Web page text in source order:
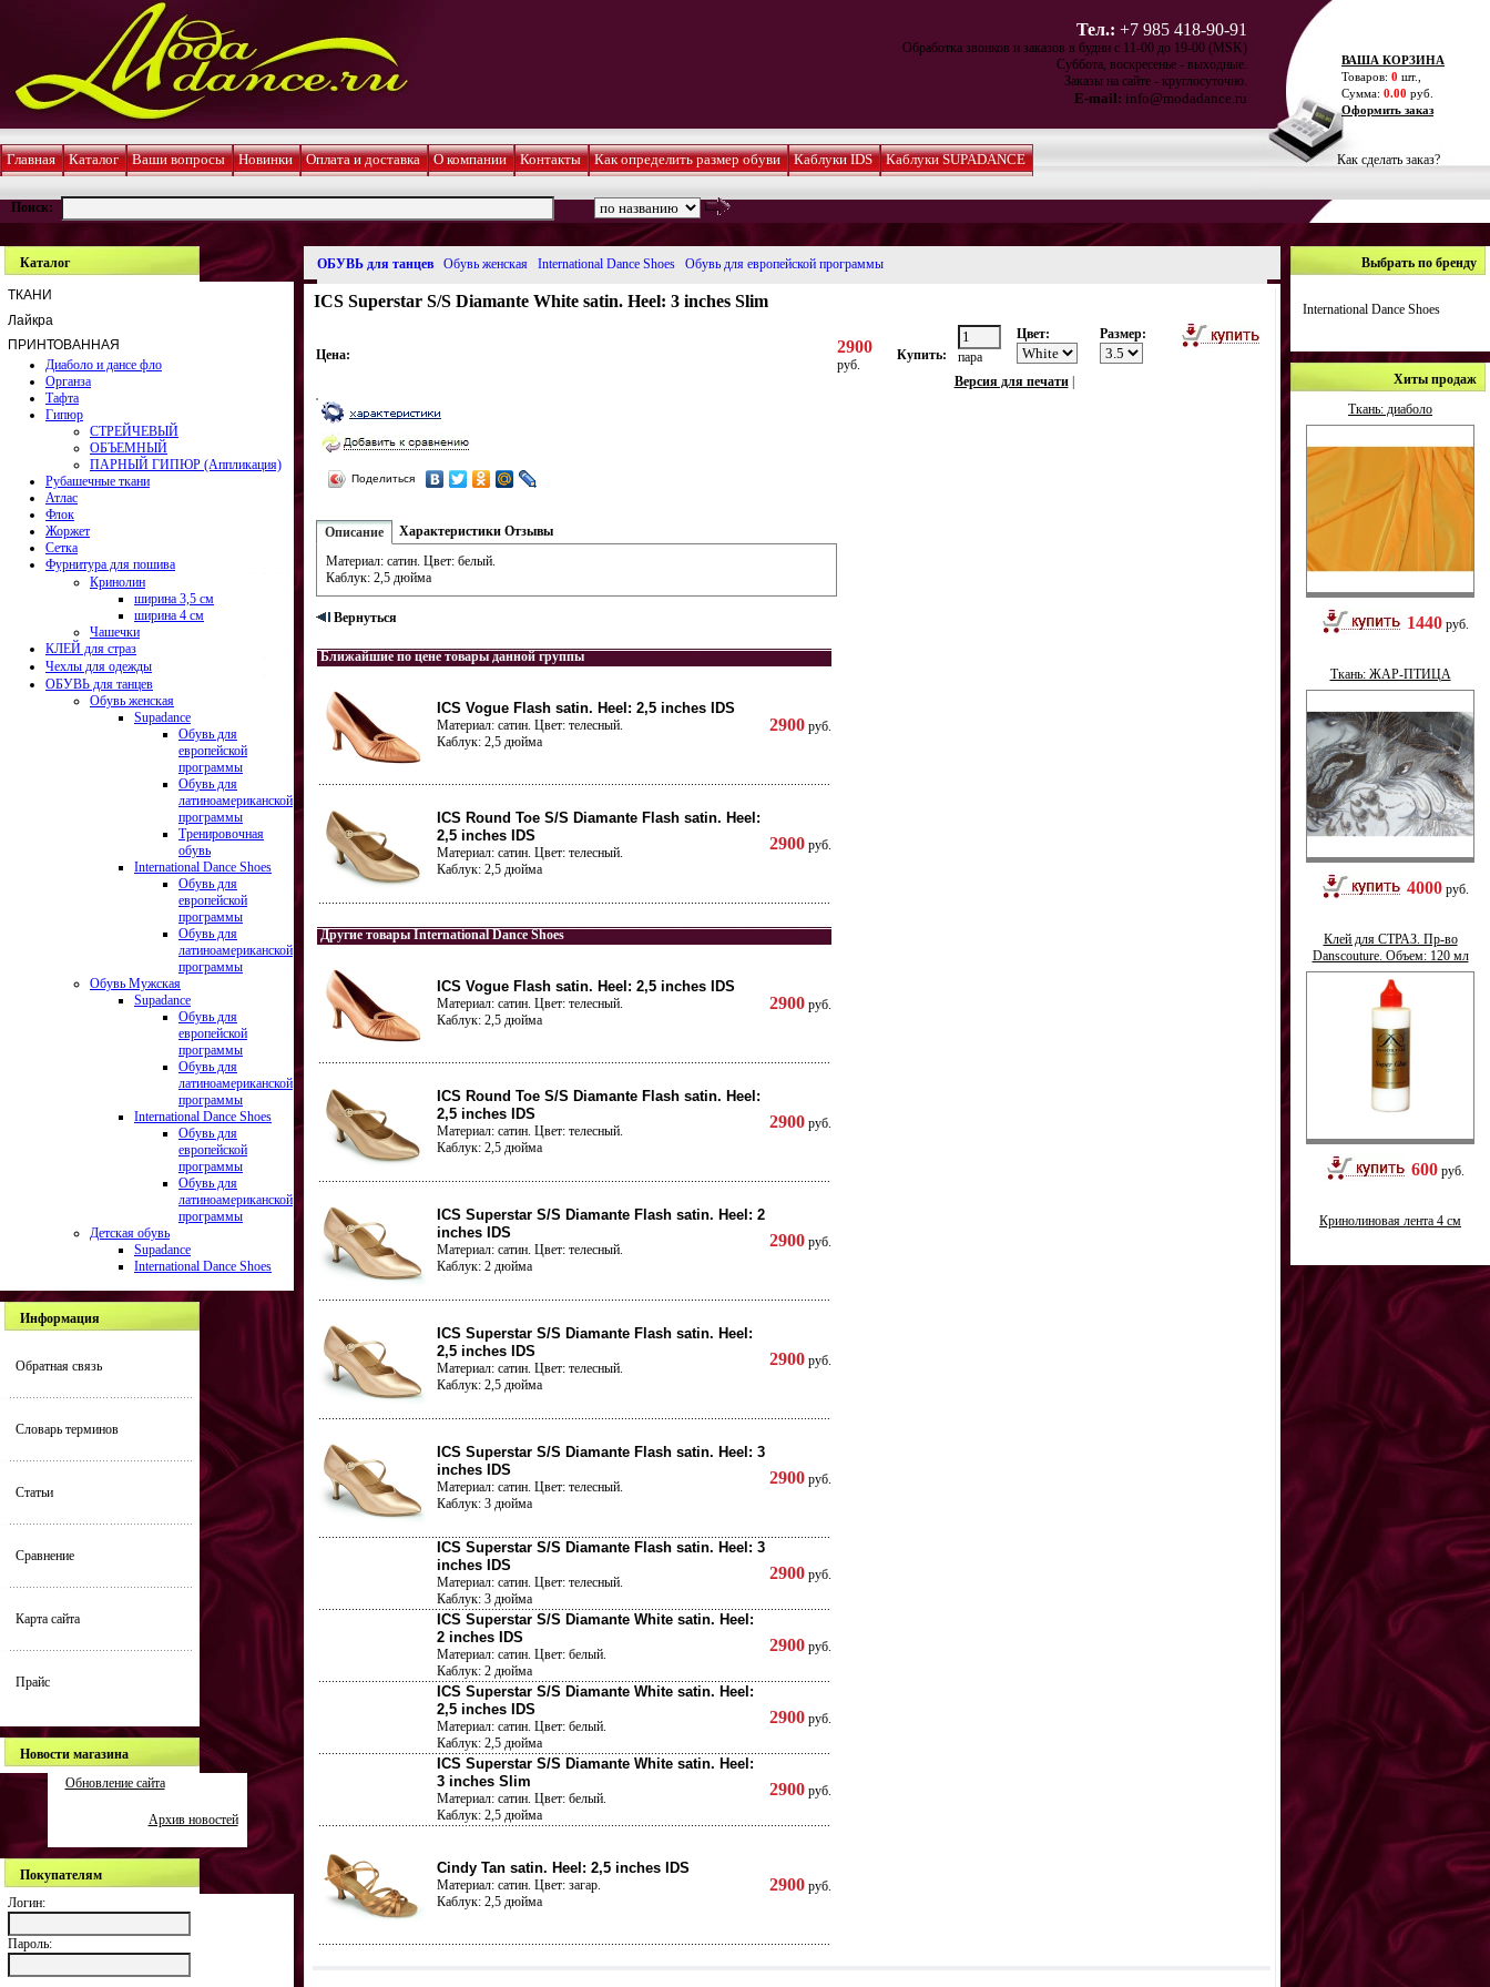
Тел.: +7 985 418-90-91
Обработка звонков и заказов в будни с 11-00 до 19-00 (MSK)
Суббота, воскресенье - выходные.
Заказы на сайте - круглосуточно.
E-mail: info@modadance.ru
Главная Каталог Ваши вопросы Новинки Оплата и доставка О компании Контакты Как определить размер обуви Каблуки IDS Каблуки SUPADANCE
Поиск:
ВАША КОРЗИНА
Товаров: 0 шт.,
Сумма: 0.00 руб.
Оформить заказ
Как сделать заказ?
Каталог
ТКАНИ
Лайкра
ПРИНТОВАННАЯ
Диаболо и дансе фло
Органза
Тафта
Гипюр
СТРЕЙЧЕВЫЙ
ОБЪЕМНЫЙ
ПАРНЫЙ ГИПЮР (Аппликация)
Рубашечные ткани
Атлас
Флок
Жоржет
Сетка
Фурнитура для пошива
Кринолин
ширина 3,5 см
ширина 4 см
Чашечки
КЛЕЙ для страз
Чехлы для одежды
ОБУВЬ для танцев
Обувь женская
Supadance
Обувь для
европейской
программы
Обувь для
латиноамериканской
программы
Тренировочная
обувь
International Dance Shoes
Обувь для
европейской
программы
Обувь для
латиноамериканской
программы
Обувь Мужская
Supadance
Обувь для
европейской
программы
Обувь для
латиноамериканской
программы
International Dance Shoes
Обувь для
европейской
программы
Обувь для
латиноамериканской
программы
Детская обувь
Supadance
International Dance Shoes
Информация
Обратная связь
Словарь терминов
Статьи
Сравнение
Карта сайта
Прайс
Новости магазина
Обновление сайта
Архив новостей
Покупателям
Логин:
Пароль:
ОБУВЬ для танцев Обувь женская International Dance Shoes Обувь для европейской программы
ICS Superstar S/S Diamante White satin. Heel: 3 inches Slim
Цена: 2900
руб.
Купить: пара
Цвет: Размер:
Версия для печати|
Поделиться
Описание Характеристики Отзывы
Материал: сатин. Цвет: белый.
Каблук: 2,5 дюйма
Вернуться
Ближайшие по цене товары данной группы
ICS Vogue Flash satin. Heel: 2,5 inches IDS
Материал: сатин. Цвет: телесный.
Каблук: 2,5 дюйма
2900 руб.
ICS Round Toe S/S Diamante Flash satin. Heel:
2,5 inches IDS
Материал: сатин. Цвет: телесный.
Каблук: 2,5 дюйма
2900 руб.
Другие товары International Dance Shoes
ICS Vogue Flash satin. Heel: 2,5 inches IDS
Материал: сатин. Цвет: телесный.
Каблук: 2,5 дюйма
2900 руб.
ICS Round Toe S/S Diamante Flash satin. Heel:
2,5 inches IDS
Материал: сатин. Цвет: телесный.
Каблук: 2,5 дюйма
2900 руб.
ICS Superstar S/S Diamante Flash satin. Heel: 2
inches IDS
Материал: сатин. Цвет: телесный.
Каблук: 2 дюйма
2900 руб.
ICS Superstar S/S Diamante Flash satin. Heel:
2,5 inches IDS
Материал: сатин. Цвет: телесный.
Каблук: 2,5 дюйма
2900 руб.
ICS Superstar S/S Diamante Flash satin. Heel: 3
inches IDS
Материал: сатин. Цвет: телесный.
Каблук: 3 дюйма
2900 руб.
ICS Superstar S/S Diamante Flash satin. Heel: 3
inches IDS
Материал: сатин. Цвет: телесный.
Каблук: 3 дюйма
2900 руб.
ICS Superstar S/S Diamante White satin. Heel:
2 inches IDS
Материал: сатин. Цвет: белый.
Каблук: 2 дюйма
2900 руб.
ICS Superstar S/S Diamante White satin. Heel:
2,5 inches IDS
Материал: сатин. Цвет: белый.
Каблук: 2,5 дюйма
2900 руб.
ICS Superstar S/S Diamante White satin. Heel:
3 inches Slim
Материал: сатин. Цвет: белый.
Каблук: 2,5 дюйма
2900 руб.
Cindy Tan satin. Heel: 2,5 inches IDS
Материал: сатин. Цвет: загар.
Каблук: 2,5 дюйма
2900 руб.
Выбрать по бренду
International Dance Shoes
Хиты продаж
Ткань: диаболо
1440 руб.
Ткань: ЖАР-ПТИЦА
4000 руб.
Клей для СТРАЗ. Пр-во
Danscouture. Объем: 120 мл
600 руб.
Кринолиновая лента 4 см